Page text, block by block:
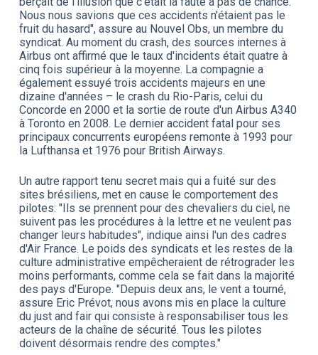
Nous nous savions que ces accidents n'étaient pas le
fruit du hasard", assure au Nouvel Obs, un membre du
syndicat. Au moment du crash, des sources internes à
Airbus ont affirmé que le taux d'incidents était quatre à
cinq fois supérieur à la moyenne. La compagnie a
également essuyé trois accidents majeurs en une
dizaine d'années – le crash du Rio-Paris, celui du
Concorde en 2000 et la sortie de route d'un Airbus A340
à Toronto en 2008. Le dernier accident fatal pour ses
principaux concurrents européens remonte à 1993 pour
la Lufthansa et 1976 pour British Airways.
Un autre rapport tenu secret mais qui a fuité sur des
sites brésiliens, met en cause le comportement des
pilotes: "Ils se prennent pour des chevaliers du ciel, ne
suivent pas les procédures à la lettre et ne veulent pas
changer leurs habitudes", indique ainsi l'un des cadres
d'Air France. Le poids des syndicats et les restes de la
culture administrative empêcheraient de rétrograder les
moins performants, comme cela se fait dans la majorité
des pays d'Europe. "Depuis deux ans, le vent a tourné,
assure Eric Prévot, nous avons mis en place la culture
du just and fair qui consiste à responsabiliser tous les
acteurs de la chaîne de sécurité. Tous les pilotes
doivent désormais rendre des comptes."